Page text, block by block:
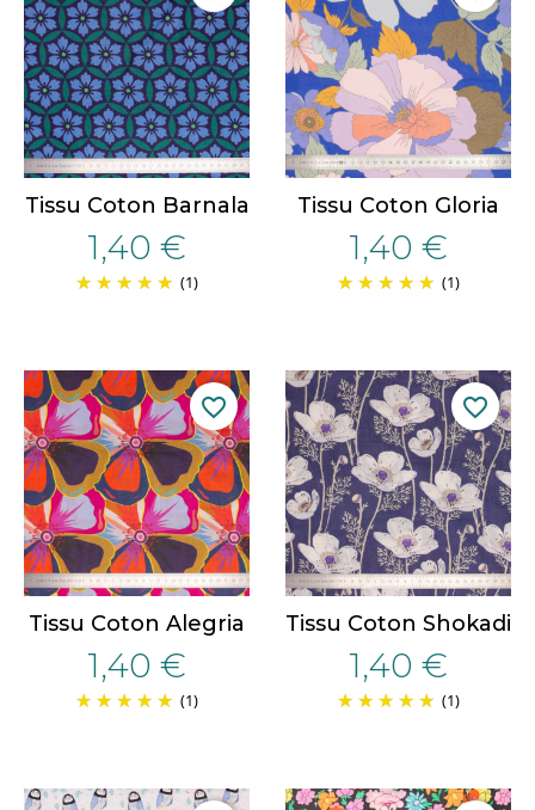
Tissu Coton Barnala
1,40 €
(1)
Tissu Coton Gloria
1,40 €
(1)
Tissu Coton Alegria
1,40 €
(1)
favorite_border
Tissu Coton Shokadi
1,40 €
(1)
favorite_border